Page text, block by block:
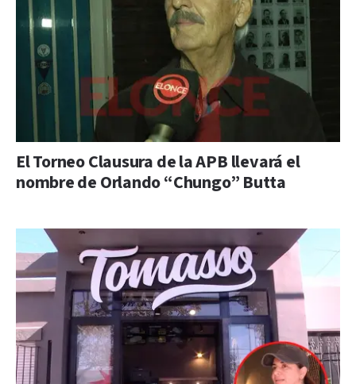
El Torneo Clausura de la APB llevará el
nombre de Orlando “Chungo” Butta